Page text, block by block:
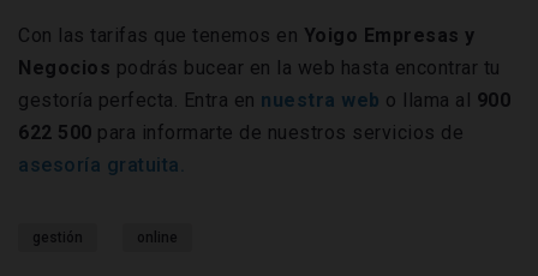
Con las tarifas que tenemos en Yoigo Empresas y
Negocios podrás bucear en la web hasta encontrar tu
gestoría perfecta. Entra en nuestra web o llama al 900
622 500 para informarte de nuestros servicios de
asesoría gratuita.
gestión online